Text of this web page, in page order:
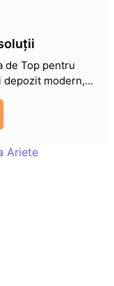
de Top pentru
modern,...